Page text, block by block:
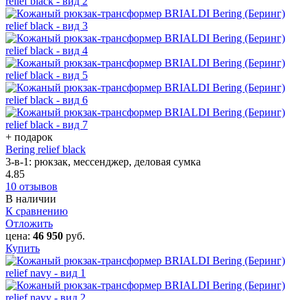
+ подарок
Bering relief black
3-в-1: рюкзак, мессенджер, деловая сумка
4.85
10 отзывов
В наличии
К сравнению
Отложить
цена: 46 950 руб.
Купить